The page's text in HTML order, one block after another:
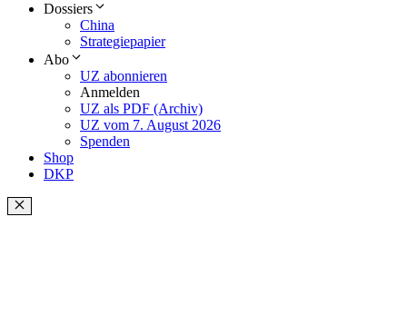
Dossiers
China
Strategiepapier
Abo
UZ abonnieren
Anmelden
UZ als PDF (Archiv)
UZ vom 7. August 2026
Spenden
Shop
DKP
Schließen